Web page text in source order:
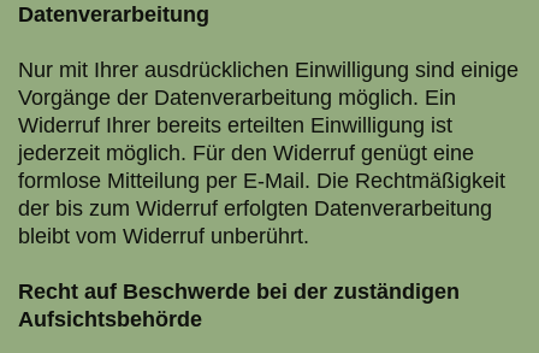
Datenverarbeitung
Nur mit Ihrer ausdrücklichen Einwilligung sind einige
Vorgänge der Datenverarbeitung möglich. Ein
Widerruf Ihrer bereits erteilten Einwilligung ist
jederzeit möglich. Für den Widerruf genügt eine
formlose Mitteilung per E-Mail. Die Rechtmäßigkeit
der bis zum Widerruf erfolgten Datenverarbeitung
bleibt vom Widerruf unberührt.
Recht auf Beschwerde bei der zuständigen
Aufsichtsbehörde